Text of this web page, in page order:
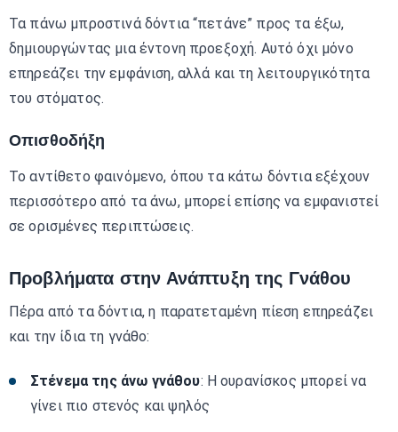
Τα πάνω μπροστινά δόντια “πετάνε” προς τα έξω,
δημιουργώντας μια έντονη προεξοχή. Αυτό όχι μόνο
επηρεάζει την εμφάνιση, αλλά και τη λειτουργικότητα
του στόματος.
Οπισθοδήξη
Το αντίθετο φαινόμενο, όπου τα κάτω δόντια εξέχουν
περισσότερο από τα άνω, μπορεί επίσης να εμφανιστεί
σε ορισμένες περιπτώσεις.
Προβλήματα στην Ανάπτυξη της Γνάθου
Πέρα από τα δόντια, η παρατεταμένη πίεση επηρεάζει
και την ίδια τη γνάθο:
Στένεμα της άνω γνάθου: Η ουρανίσκος μπορεί να
γίνει πιο στενός και ψηλός